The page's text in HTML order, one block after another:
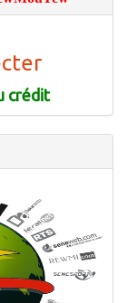
crédit